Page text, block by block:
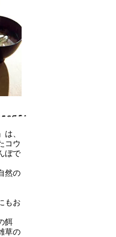
、
コウ
ぼで
然の
もお
餌
草の